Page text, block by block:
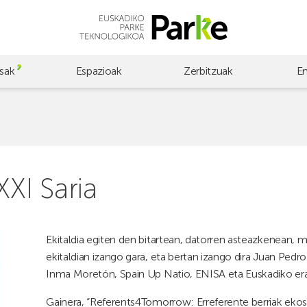
Espazioak Zerbitzuak
Saria
Ekitaldia egiten den bitartean, datorren asteazkenean,
ekitaldian izango gara, eta bertan izango dira Juan
Inma Moretón, Spain Up Natio, ENISA eta Euskadiko
Gainera, “Referents4Tomorrow: Erreferente berriak